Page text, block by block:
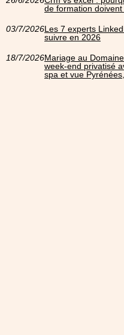
de formation
03/7/2026Les 7 experts
suivre en 2026
18/7/2026Mariage au
week-end privatisé
spa et vue